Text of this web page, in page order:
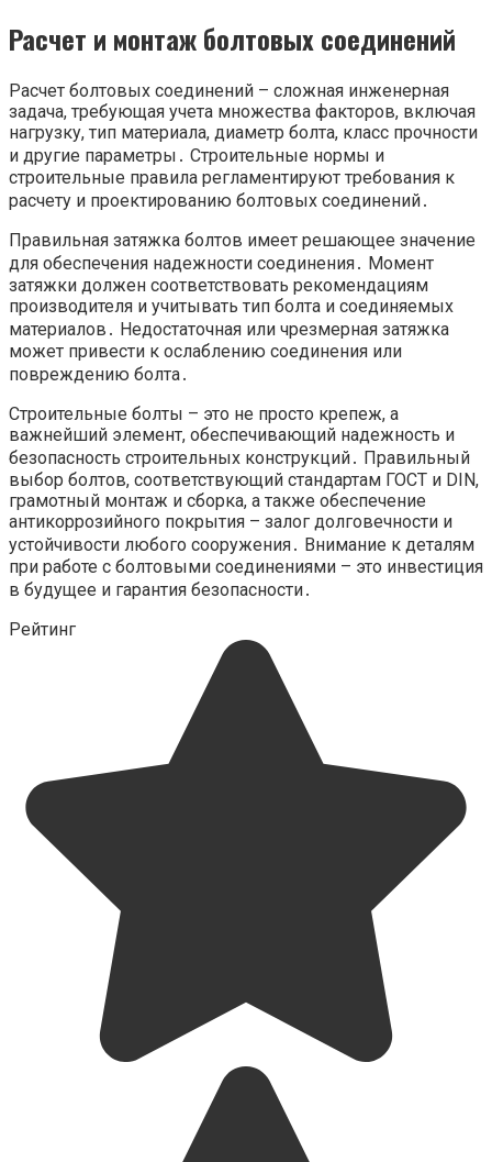
Расчет и монтаж болтовых соединений
Расчет болтовых соединений – сложная инженерная
задача, требующая учета множества факторов, включая
нагрузку, тип материала, диаметр болта, класс прочности
и другие параметры․ Строительные нормы и
строительные правила регламентируют требования к
расчету и проектированию болтовых соединений․
Правильная затяжка болтов имеет решающее значение
для обеспечения надежности соединения․ Момент
затяжки должен соответствовать рекомендациям
производителя и учитывать тип болта и соединяемых
материалов․ Недостаточная или чрезмерная затяжка
может привести к ослаблению соединения или
повреждению болта․
Строительные болты – это не просто крепеж, а
важнейший элемент, обеспечивающий надежность и
безопасность строительных конструкций․ Правильный
выбор болтов, соответствующий стандартам ГОСТ и DIN,
грамотный монтаж и сборка, а также обеспечение
антикоррозийного покрытия – залог долговечности и
устойчивости любого сооружения․ Внимание к деталям
при работе с болтовыми соединениями – это инвестиция
в будущее и гарантия безопасности․
Рейтинг